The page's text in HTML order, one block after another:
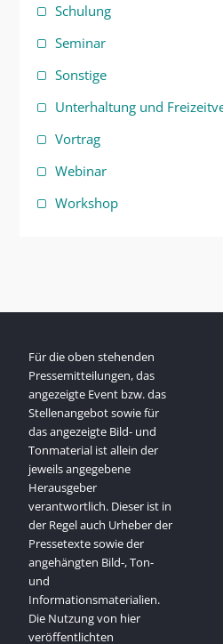
Schulung
Seminar
Sonstige
Unterhaltung und
Vortrag
Webinar
Workshop
Für die oben stehenden
Pressemitteilungen, das
angezeigte Event bzw. das
Stellenangebot sowie für
das angezeigte Bild- und
Tonmaterial ist allein der
jeweils angegebene
Herausgeber
verantwortlich. Dieser ist in
der Regel auch Urheber der
Pressetexte sowie der
angehängten Bild-, Ton-
und
Informationsmaterialien.
Die Nutzung von hier
veröffentlichten